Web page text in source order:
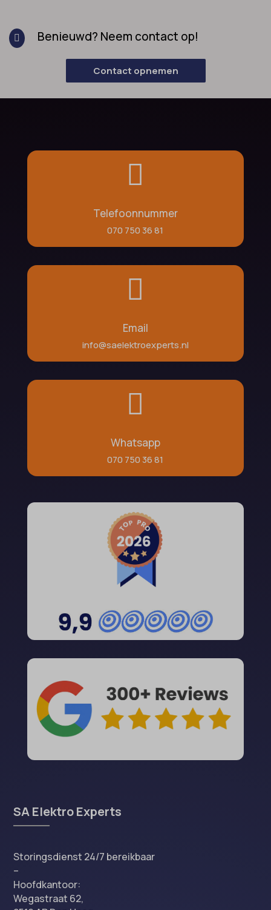
 Benieuwd? Neem contact op!
Contact opnemen

Telefoonnummer
070 750 36 81

Email
info@saelektroexperts.nl

Whatsapp
070 750 36 81
SA Elektro Experts
Storingsdienst 24/7 bereikbaar
–
Hoofdkantoor:
Wegastraat 62,